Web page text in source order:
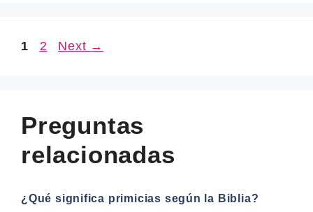
Page
1 Page
2 Next →
Preguntas
relacionadas
¿Qué significa primicias según la Biblia?